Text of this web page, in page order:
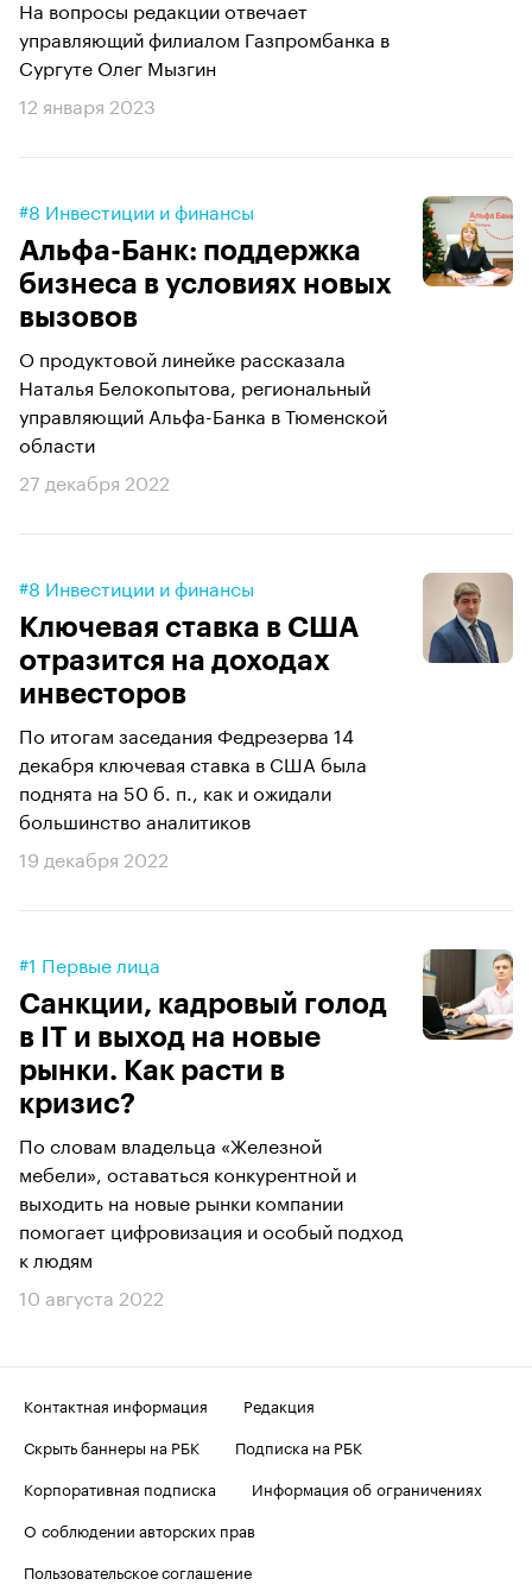
На вопросы редакции отвечает
управляющий филиалом Газпромбанка в
Сургуте Олег Мызгин
12 января 2023
#8 Инвестиции и финансы
Альфа-Банк: поддержка
бизнеса в условиях новых
вызовов
О продуктовой линейке рассказала
Наталья Белокопытова, региональный
управляющий Альфа-Банка в Тюменской
области
27 декабря 2022
#8 Инвестиции и финансы
Ключевая ставка в США
отразится на доходах
инвесторов
По итогам заседания Федрезерва 14
декабря ключевая ставка в США была
поднята на 50 б. п., как и ожидали
большинство аналитиков
19 декабря 2022
#1 Первые лица
Санкции, кадровый голод
в IT и выход на новые
рынки. Как расти в
кризис?
По словам владельца «Железной
мебели», оставаться конкурентной и
выходить на новые рынки компании
помогает цифровизация и особый подход
к людям
10 августа 2022
Контактная информация
Редакция
Скрыть баннеры на РБК
Подписка на РБК
Корпоративная подписка
Информация об ограничениях
О соблюдении авторских прав
Пользовательское соглашение